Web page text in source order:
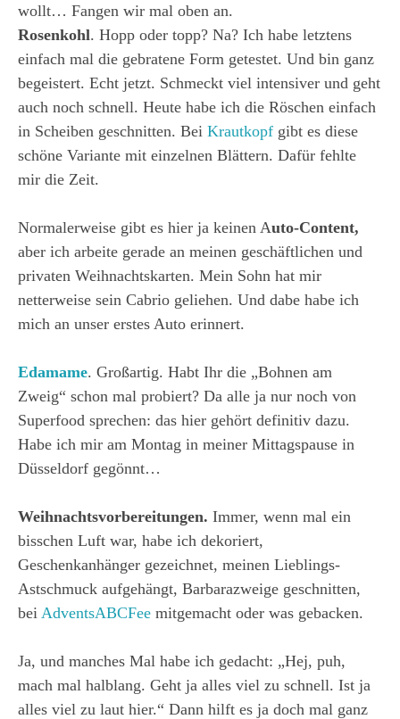
wollt… Fangen wir mal oben an.
Rosenkohl. Hopp oder topp? Na? Ich habe letztens
einfach mal die gebratene Form getestet. Und bin ganz
begeistert. Echt jetzt. Schmeckt viel intensiver und geht
auch noch schnell. Heute habe ich die Röschen einfach
in Scheiben geschnitten. Bei Krautkopf gibt es diese
schöne Variante mit einzelnen Blättern. Dafür fehlte
mir die Zeit.
Normalerweise gibt es hier ja keinen Auto-Content,
aber ich arbeite gerade an meinen geschäftlichen und
privaten Weihnachtskarten. Mein Sohn hat mir
netterweise sein Cabrio geliehen. Und dabe habe ich
mich an unser erstes Auto erinnert.
Edamame. Großartig. Habt Ihr die „Bohnen am
Zweig“ schon mal probiert? Da alle ja nur noch von
Superfood sprechen: das hier gehört definitiv dazu.
Habe ich mir am Montag in meiner Mittagspause in
Düsseldorf gegönnt…
Weihnachtsvorbereitungen. Immer, wenn mal ein
bisschen Luft war, habe ich dekoriert,
Geschenkanhänger gezeichnet, meinen Lieblings-
Astschmuck aufgehängt, Barbarazweige geschnitten,
bei AdventsABCFee mitgemacht oder was gebacken.
Ja, und manches Mal habe ich gedacht: „Hej, puh,
mach mal halblang. Geht ja alles viel zu schnell. Ist ja
alles viel zu laut hier.“ Dann hilft es ja doch mal ganz